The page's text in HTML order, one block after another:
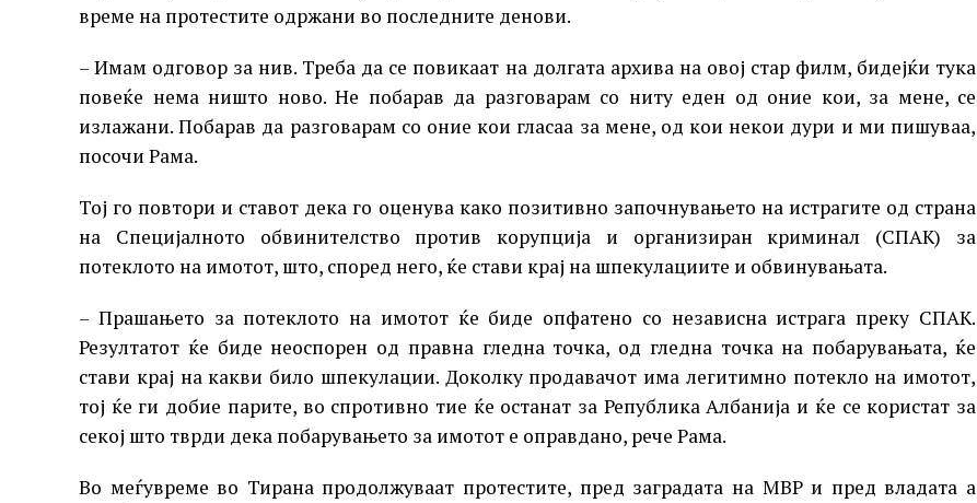
време на протестите одржани во последните денови.
– Имам одговор за нив. Треба да се повикаат на долгата архива на овој стар филм, бидејќи тука
повеќе нема ништо ново. Не побарав да разговарам со ниту еден од оние кои, за мене, се
излажани. Побарав да разговарам со оние кои гласаа за мене, од кои некои дури и ми пишуваа,
посочи Рама.
Тој го повтори и ставот дека го оценува како позитивно започнувањето на истрагите од страна
на Специјалното обвинителство против корупција и организиран криминал (СПАК) за
потеклото на имотот, што, според него, ќе стави крај на шпекулациите и обвинувањата.
– Прашањето за потеклото на имотот ќе биде опфатено со независна истрага преку СПАК.
Резултатот ќе биде неоспорен од правна гледна точка, од гледна точка на побарувањата, ќе
стави крај на какви било шпекулации. Доколку продавачот има легитимно потекло на имотот,
тој ќе ги добие парите, во спротивно тие ќе останат за Република Албанија и ќе се користат за
секој што тврди дека побарувањето за имотот е оправдано, рече Рама.
Во меѓувреме во Тирана продолжуваат протестите, пред заградата на МВР и пред владата а